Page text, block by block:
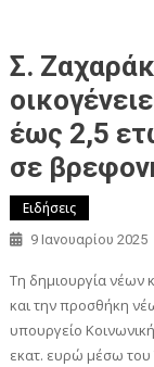
Σ.
έως 2,5
σε
Ειδήσεις
9 Ιανουαρίου 2025
Τη δημιουργία νέων
και την προσθήκη
υπουργείο
εκατ. ευρώ μέσω του